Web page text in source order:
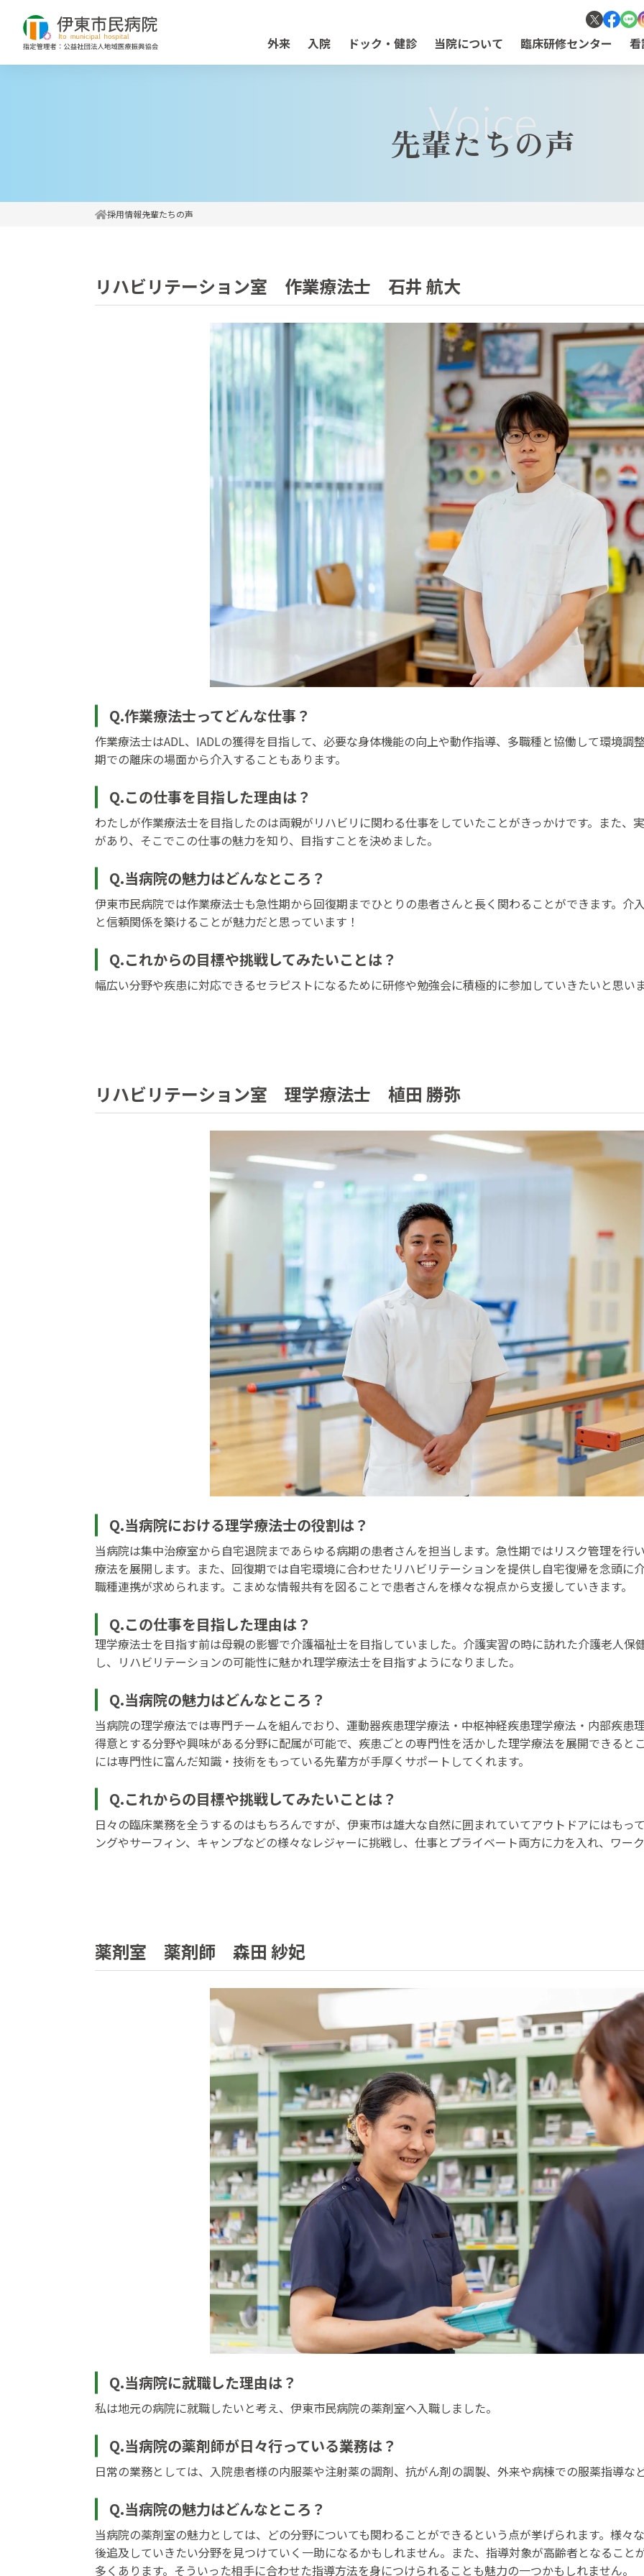
外来 入院 ドック・健診 当院について 臨床研修センター
先輩たちの声
Voice
採用情報先輩たちの声
リハビリテーション室 作業療法士 石井 航大
Q.作業療法士ってどんな仕事？
作業療法士はADL、IADLの獲得を目指して、必要な身体機能の向上や動作指導、多職種と協働して環境調
期での離床の場面から介入することもあります。
Q.この仕事を目指した理由は？
わたしが作業療法士を目指したのは両親がリハビリに関わる仕事をしていたことがきっかけです。また、
があり、そこでこの仕事の魅力を知り、目指すことを決めました。
Q.当病院の魅力はどんなところ？
伊東市民病院では作業療法士も急性期から回復期までひとりの患者さんと長く関わることができます。介
と信頼関係を築けることが魅力だと思っています！
Q.これからの目標や挑戦してみたいことは？
幅広い分野や疾患に対応できるセラピストになるために研修や勉強会に積極的に参加していきたいと思い
リハビリテーション室 理学療法士 植田 勝弥
Q.当病院における理学療法士の役割は？
当病院は集中治療室から自宅退院まであらゆる病期の患者さんを担当します。急性期ではリスク管理を行
療法を展開します。また、回復期では自宅環境に合わせたリハビリテーションを提供し自宅復帰を念頭に
職種連携が求められます。こまめな情報共有を図ることで患者さんを様々な視点から支援していきます。
Q.この仕事を目指した理由は？
理学療法士を目指す前は母親の影響で介護福祉士を目指していました。介護実習の時に訪れた介護老人保
し、リハビリテーションの可能性に魅かれ理学療法士を目指すようになりました。
Q.当病院の魅力はどんなところ？
当病院の理学療法では専門チームを組んでおり、運動器疾患理学療法・中枢神経疾患理学療法・内部疾患
得意とする分野や興味がある分野に配属が可能で、疾患ごとの専門性を活かした理学療法を展開できると
には専門性に富んだ知識・技術をもっている先輩方が手厚くサポートしてくれます。
Q.これからの目標や挑戦してみたいことは？
日々の臨床業務を全うするのはもちろんですが、伊東市は雄大な自然に囲まれていてアウトドアにはもっ
ングやサーフィン、キャンプなどの様々なレジャーに挑戦し、仕事とプライベート両方に力を入れ、ワー
薬剤室 薬剤師 森田 紗妃
Q.当病院に就職した理由は？
私は地元の病院に就職したいと考え、伊東市民病院の薬剤室へ入職しました。
Q.当病院の薬剤師が日々行っている業務は？
日常の業務としては、入院患者様の内服薬や注射薬の調剤、抗がん剤の調製、外来や病棟での服薬指導な
Q.当病院の魅力はどんなところ？
当病院の薬剤室の魅力としては、どの分野についても関わることができるという点が挙げられます。様々
後追及していきたい分野を見つけていく一助になるかもしれません。また、指導対象が高齢者となること
多くあります。そういった相手に合わせた指導方法を身につけられることも魅力の一つかもしれません。